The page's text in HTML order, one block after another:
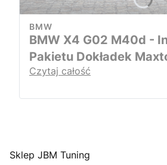
BMW
BMW X4 G02 M40d -
Pakietu Dokładek
Czytaj całość
Sklep JBM Tuning